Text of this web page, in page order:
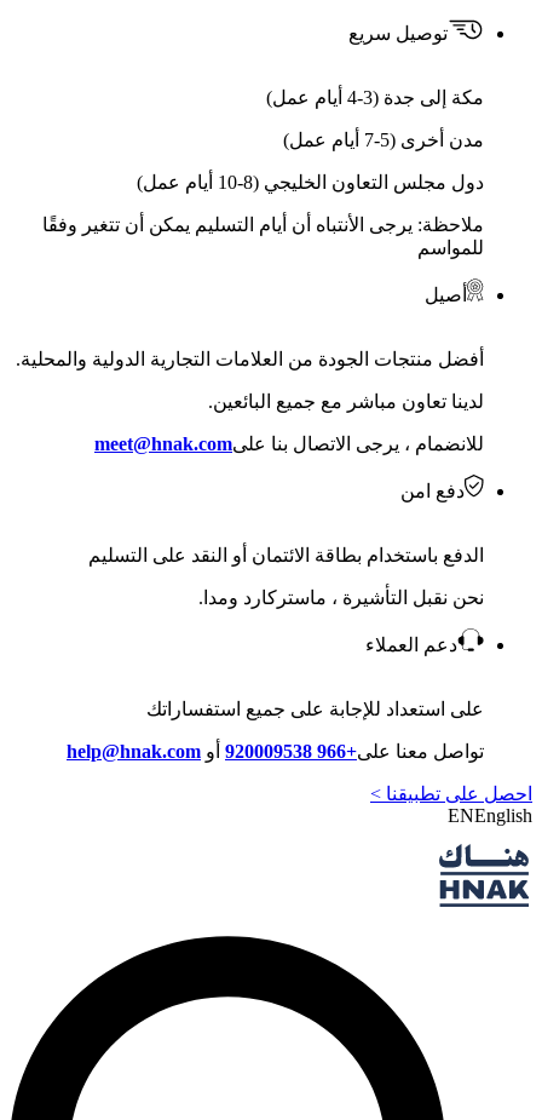
توصيل سريع
مكة إلى جدة (3-4 أيام عمل)
مدن أخرى (5-7 أيام عمل)
دول مجلس التعاون الخليجي (8-10 أيام عمل)
ملاحظة: يرجى الأنتباه أن أيام التسليم يمكن أن تتغير وفقًا
للمواسم
أصيل
أفضل منتجات الجودة من العلامات التجارية الدولية والمحلية.
لدينا تعاون مباشر مع جميع البائعين.
للانضمام ، يرجى الاتصال بنا علىmeet@hnak.com
دفع امن
الدفع باستخدام بطاقة الائتمان أو النقد على التسليم
نحن نقبل التأشيرة ، ماستركارد ومدا.
دعم العملاء
على استعداد للإجابة على جميع استفساراتك
تواصل معنا على+966 920009538 أو help@hnak.com
احصل على تطبيقنا >
ENEnglish